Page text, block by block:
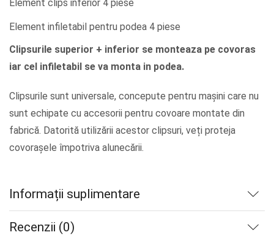
Element clips inferior 4 piese
Element infiletabil pentru podea 4 piese
Clipsurile superior + inferior se monteaza pe covoras
iar cel infiletabil se va monta in podea.
Clipsurile sunt universale, concepute pentru mașini care nu
sunt echipate cu accesorii pentru covoare montate din
fabrică. Datorită utilizării acestor clipsuri, veți proteja
covorașele împotriva alunecării.
Informații suplimentare
Recenzii (0)